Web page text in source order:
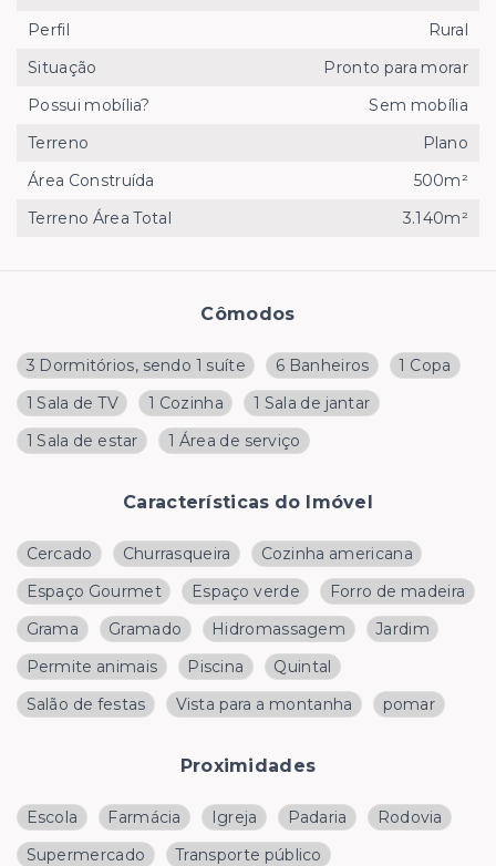
Cômodos
3 Dormitórios, sendo 1 suíte 6 Banheiros
1 Copa
1 Sala de TV
1 Cozinha
1 Sala de jantar
1 Sala de estar
1 Área de serviço
Características do Imóvel
Cercado Churrasqueira
Cozinha americana
Espaço Gourmet
Espaço verde
Forro de madeira
Grama
Gramado Hidromassagem
Jardim
Permite animais
Piscina
Quintal
Salão de festas
Vista para a montanha pomar
Proximidades
Escola Farmácia Igreja Padaria
Rodovia
Supermercado
Transporte público
Perfil
Rural
Situação
Pronto para morar
Possui mobília?
Sem mobília
Terreno
Plano
Área Construída
500m²
Terreno Área Total
3.140m²